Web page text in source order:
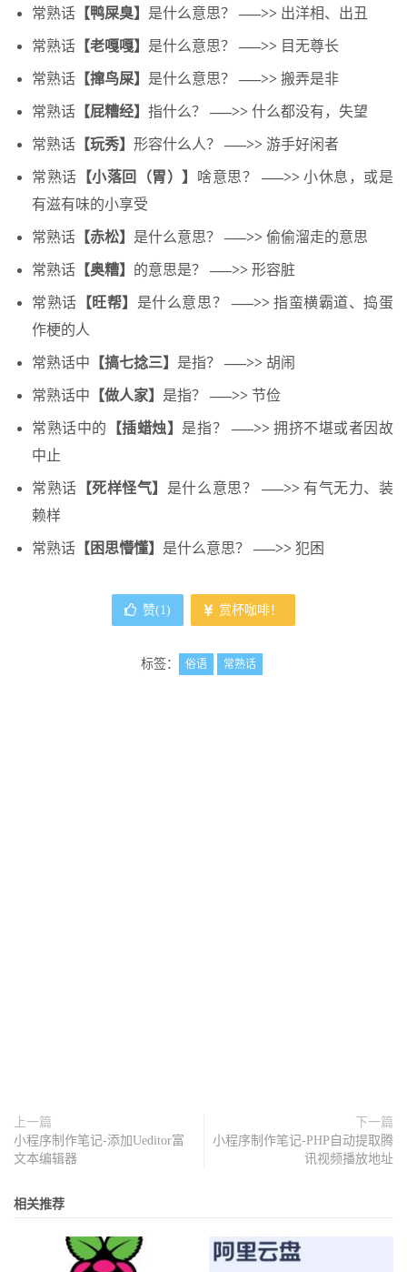
常熟话 【鸭屎臭】 是什么意思？ —–>> 出洋相、出丑
常熟话 【老嘎嘎】 是什么意思？ —–>> 目无尊长
常熟话 【撺鸟屎】 是什么意思？ —–>> 搬弄是非
常熟话 【屁糟经】 指什么？ —–>> 什么都没有，失望
常熟话 【玩秀】 形容什么人？ —–>> 游手好闲者
常熟话 【小落回（胃）】 啥意思？ —–>>小休息，或是
有滋有味的小享受
常熟话 【赤松】 是什么意思？ —–>> 偷偷溜走的意思
常熟话 【奥糟】 的意思是？ —–>> 形容脏
常熟话 【旺帮】 是什么意思？ —–>>指蛮横霸道、捣蛋
作梗的人
常熟话中 【搞七捻三】 是指？ —–>> 胡闹
常熟话中 【做人家】 是指？ —–>> 节俭
常熟话中的 【插蜡烛】 是指？ —–>>拥挤不堪或者因故
中止
常熟话 【死样怪气】 是什么意思？ —–>>有气无力、装
赖样
常熟话 【困思懵懂】 是什么意思？ —–>> 犯困
赞(1) 赏杯咖啡！
标签： 俗语 常熟话
上一篇
小程序制作笔记-添加Ueditor富
文本编辑器
下一篇
小程序制作笔记-PHP自动提取腾
讯视频播放地址
相关推荐